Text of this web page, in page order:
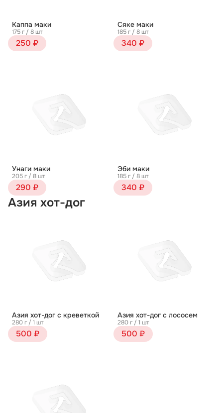
Каппа маки
175 г / 8 шт
250 ₽
Сяке маки
185 г / 8 шт
340 ₽
Унаги маки
205 г / 8 шт
290 ₽
Эби маки
185 г / 8 шт
340 ₽
Азия хот-дог
Азия хот-дог с креветкой
280 г / 1 шт
500 ₽
Азия хот-дог с лососем
280 г / 1 шт
500 ₽